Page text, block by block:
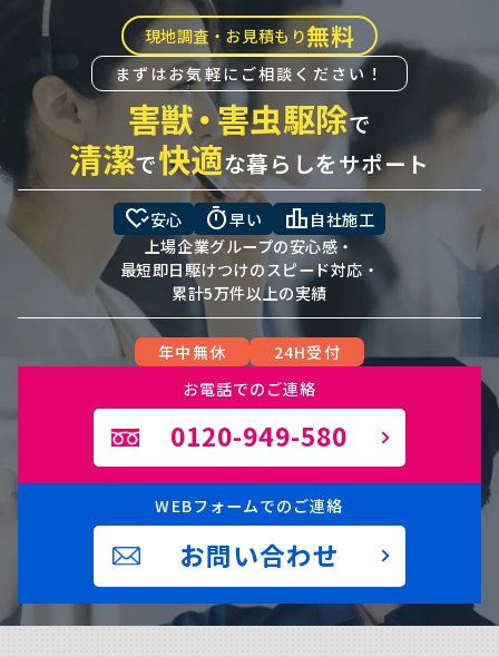
現地調査・お見積もり無料
まずはお気軽にご相談ください！
害獣・害虫駆除で
清潔で快適な暮らしをサポート
heart_check安心 timer早い leaderboard 自社施工
上場企業グループの安心感・
最短即日駆けつけのスピード対応・
累計5万件以上の実績
年中無休
24H受付
お電話でのご連絡
0120-949-580
WEBフォームでのご連絡
お問い合わせ